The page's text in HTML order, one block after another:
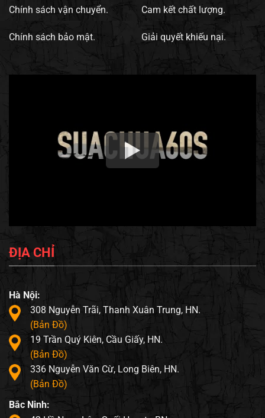
Chính sách vận chuyển.
Chính sách bảo mật.
Cam kết chất lượng.
Giải quyết khiếu nại.
ĐỊA CHỈ
Hà Nội:
308 Nguyễn Trãi, Thanh Xuân Trung, HN.
(Bản Đồ)
19 Trần Quý Kiên, Cầu Giấy, HN.
(Bản Đồ)
336 Nguyễn Văn Cừ, Long Biên, HN.
(Bản Đồ)
Bắc Ninh: